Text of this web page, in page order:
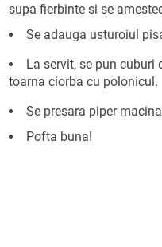
supa fierbinte si se
Se adauga usturoiul
La servit, se pun cuburi
toarna ciorba cu polonicul.
Se presara piper
Pofta buna!